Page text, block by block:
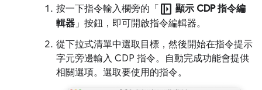
按一下指令輸入欄旁的「 left_panel_open 顯示 CDP 指令編
輯器 」按鈕，即可開啟指令編輯器。
從下拉式清單中選取目標，然後開始在指令提示
字元旁邊輸入 CDP 指令。自動完成功能會提供
相關選項。選取要使用的指令。